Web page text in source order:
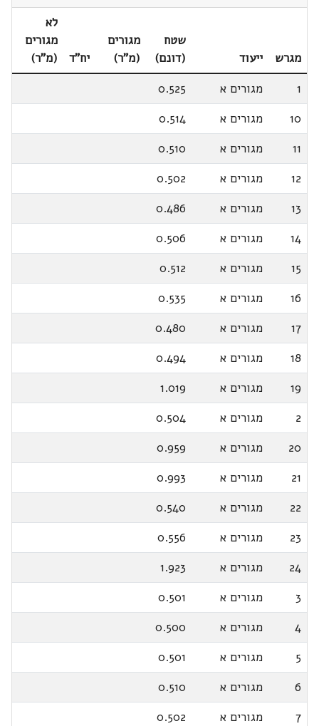
מגרש ייעוד
שטח
(דונם)
מגורים
(מ"ר)
יח"ד
לא
מגורים
(מ"ר)
1
מגורים א
0.525
10
מגורים א
0.514
11
מגורים א
0.510
12
מגורים א
0.502
13
מגורים א
0.486
14
מגורים א
0.506
15
מגורים א
0.512
16
מגורים א
0.535
17
מגורים א
0.480
18
מגורים א
0.494
19
מגורים א
1.019
2
מגורים א
0.504
20
מגורים א
0.959
21
מגורים א
0.993
22
מגורים א
0.540
23
מגורים א
0.556
24
מגורים א
1.923
3
מגורים א
0.501
4
מגורים א
0.500
5
מגורים א
0.501
6
מגורים א
0.510
7
מגורים א
0.502